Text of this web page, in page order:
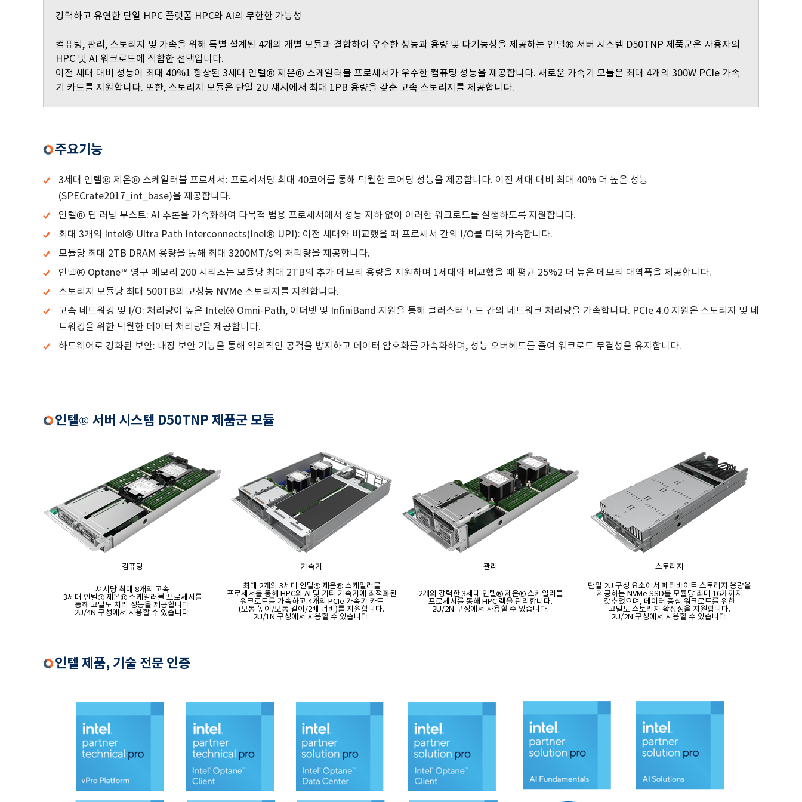
강력하고 유연한 단일 HPC 플랫폼 HPC와 AI의 무한한 가능성
컴퓨팅, 관리, 스토리지 및 가속을 위해 특별 설계된 4개의 개별 모듈과 결합하여 우수한 성능과 용량 및 다기능성을 제공하는 인텔® 서버 시스템 D50TNP 제품군은 사용자의
HPC 및 AI 워크로드에 적합한 선택입니다.
이전 세대 대비 성능이 최대 40%1 향상된 3세대 인텔® 제온® 스케일러블 프로세서가 우수한 컴퓨팅 성능을 제공합니다. 새로운 가속기 모듈은 최대 4개의 300W PCIe 가속
기 카드를 지원합니다. 또한, 스토리지 모듈은 단일 2U 섀시에서 최대 1PB 용량을 갖춘 고속 스토리지를 제공합니다.
주요기능
3세대 인텔® 제온® 스케일러블 프로세서: 프로세서당 최대 40코어를 통해 탁월한 코어당 성능을 제공합니다. 이전 세대 대비 최대 40% 더 높은 성능
(SPECrate2017_int_base)을 제공합니다.
인텔® 딥 러닝 부스트: AI 추론을 가속화하여 다목적 범용 프로세서에서 성능 저하 없이 이러한 워크로드를 실행하도록 지원합니다.
최대 3개의 Intel® Ultra Path Interconnects(Inel® UPI): 이전 세대와 비교했을 때 프로세서 간의 I/O를 더욱 가속합니다.
모듈당 최대 2TB DRAM 용량을 통해 최대 3200MT/s의 처리량을 제공합니다.
인텔® Optane™ 영구 메모리 200 시리즈는 모듈당 최대 2TB의 추가 메모리 용량을 지원하며 1세대와 비교했을 때 평균 25%2 더 높은 메모리 대역폭을 제공합니다.
스토리지 모듈당 최대 500TB의 고성능 NVMe 스토리지를 지원합니다.
고속 네트워킹 및 I/O: 처리량이 높은 Intel® Omni-Path, 이더넷 및 InfiniBand 지원을 통해 클러스터 노드 간의 네트워크 처리량을 가속합니다. PCIe 4.0 지원은 스토리지 및 네
트워킹을 위한 탁월한 데이터 처리량을 제공합니다.
하드웨어로 강화된 보안: 내장 보안 기능을 통해 악의적인 공격을 방지하고 데이터 암호화를 가속화하며, 성능 오버헤드를 줄여 워크로드 무결성을 유지합니다.
인텔® 서버 시스템 D50TNP 제품군 모듈
컴퓨팅 가속기 관리 스토리지
섀시당 최대 8개의 고속
3세대 인텔® 제온® 스케일러블 프로세서를
통해 고밀도 처리 성능을 제공합니다.
2U/4N 구성에서 사용할 수 있습니다.
최대 2개의 3세대 인텔® 제온® 스케일러블
프로세서를 통해 HPC와 AI 및 기타 가속기에 최적화된
워크로드를 가속하고 4개의 PCIe 가속기 카드
(보통 높이/보통 길이/2배 너비)를 지원합니다.
2U/1N 구성에서 사용할 수 있습니다.
2개의 강력한 3세대 인텔® 제온® 스케일러블
프로세서를 통해 HPC 랙을 관리합니다.
2U/2N 구성에서 사용할 수 있습니다.
단일 2U 구성 요소에서 페타바이트 스토리지 용량을
제공하는 NVMe SSD를 모듈당 최대 16개까지
갖추었으며, 데이터 중심 워크로드를 위한
고밀도 스토리지 확장성을 지원합니다.
2U/2N 구성에서 사용할 수 있습니다.
인텔 제품, 기술 전문 인증